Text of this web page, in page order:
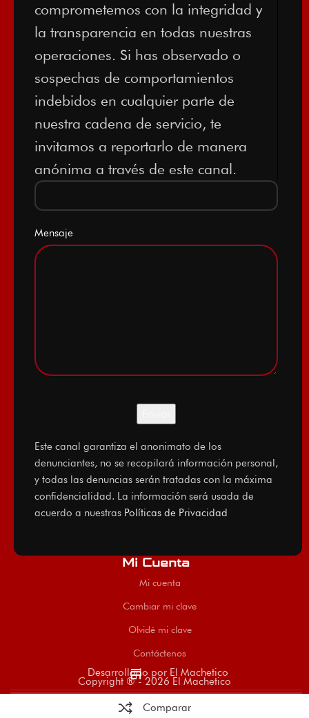
comprometemos con la integridad y
la transparencia en todas nuestras
operaciones. Si has observado o
sospechas de comportamientos
indebidos en cualquier parte de
nuestra cadena de servicio, te
invitamos a reportarlo de manera
anónima a través de este canal.
Mensaje
Este canal garantiza el anonimato de los
denunciantes, no se recopilará información personal,
y todas las denuncias serán tratadas con la máxima
confidencialidad. La información será usada de
acuerdo a nuestras Políticas de Privacidad
Mi Cuenta
Mi cuenta
Cambiar mi clave
Olvidé mi clave
Contáctenos
store
Desarrollado por El Machetico
Copyright ® - 2026 El Machetico
Comparar